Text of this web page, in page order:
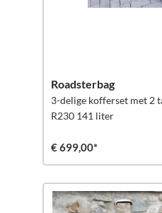
Roadsterbag
3-delige kofferset met 2
R230 141 liter
€ 699,00*